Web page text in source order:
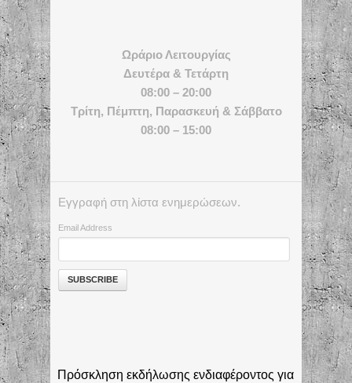
Ωράριο Λειτουργίας
Δευτέρα & Τετάρτη
08:00 – 20:00
Τρίτη, Πέμπτη, Παρασκευή & Σάββατο
08:00 – 15:00
Εγγραφή στη λίστα ενημερώσεων.
Email Address
Πρόσκληση εκδήλωσης ενδιαφέροντος για